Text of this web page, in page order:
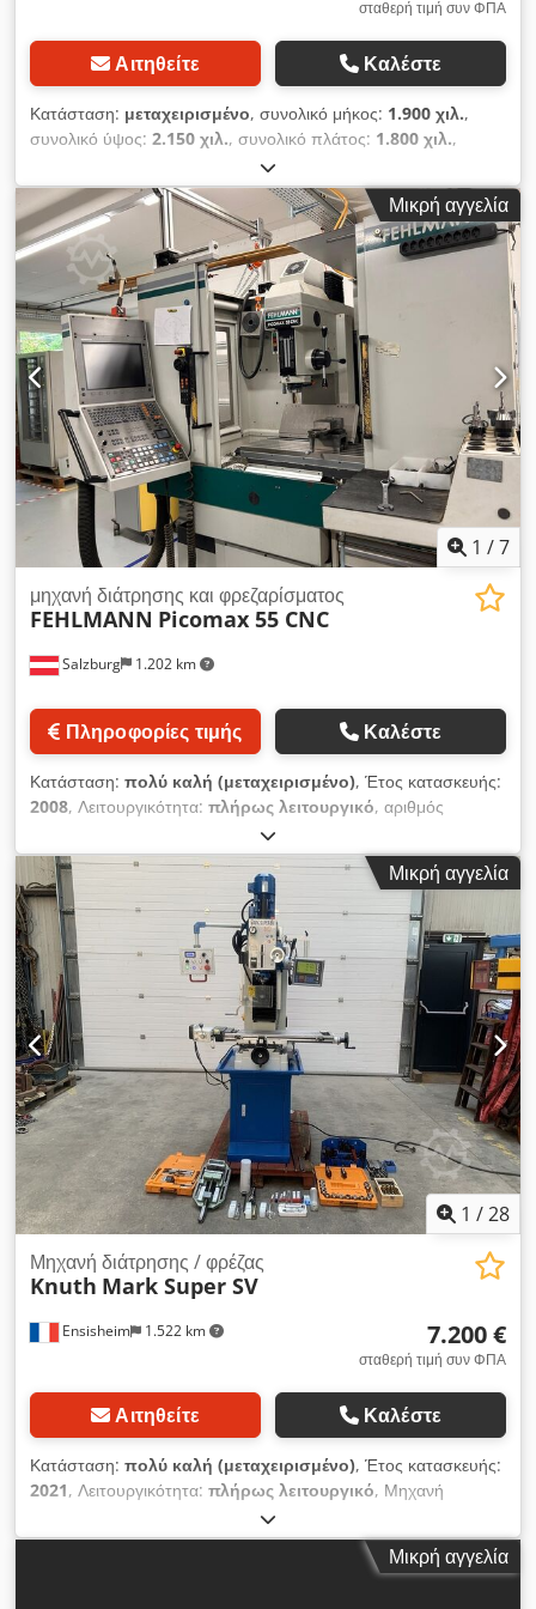
μηχανής 860 × 740 × 1200 mm Βάρος 375 kg Δυνατότητα
αποστολής στον πελάτη. Τα έξοδα μεταφοράς υπολογίζονται
μεμονωμένα από τη μεταφορική εταιρεία. Για περισσότερα
μηχανήματα επισκεφθείτε την ιστοσελίδα μας.
σταθερή τιμή συν ΦΠΑ
Αιτηθείτε Καλέστε
Κατάσταση: μεταχειρισμένο, συνολικό μήκος: 1.900 χιλ.,
συνολικό ύψος: 2.150 χιλ., συνολικό πλάτος: 1.800 χιλ.,
Βάρος χωρίς φορτίο: 2.500 kg - Διαθέσιμη τεκμηρίωση: Ναι -
Πιστοποιητικό CE: Όχι - Διαστάσεις μεταφοράς: 1900 mm x
1800 mm x 2150 mm (μήκος x πλάτος x ύψος) - Βάρος
μεταφοράς [kg]: 2500 kg Dedpfszrxfmsx An Hsck Οικονομικές
πληροφορίες ΦΠΑ: Η αναγραφόμενη τιμή είναι χωρίς ΦΠΑ
ΦΠΑ/Καθεστώς ειδικού ΦΠΑ: Ο ΦΠΑ εκπίπτει για τους
επιχειρηματίες Παράδοση και δυνατότητα ανταλλαγής ανά
πάσα στιγμή για οποιοδήποτε προϊόν από τον βιομηχανικό
τομέα Λούκας βαν Ρόσουμ
Μικρή αγγελία
1 /7
Salzburg 1.202 km
μηχανή διάτρησης και φρεζαρίσματος
FEHLMANN Picomax 55 CNC
Πληροφορίες τιμής Καλέστε
Κατάσταση: πολύ καλή (μεταχειρισμένο), Έτος κατασκευής:
2008, Λειτουργικότητα: πλήρως λειτουργικό, αριθμός
14108393
55CNC. Έχει χρησιμοποιηθεί ελάχιστα. Προέρχεται από ένα
ασφαλές εργαστήριο. Είναι πλήρως λειτουργικό. Dodpfjzl
Hvtsx An Heck Περιλαμβάνει εξαρτήματα συγκράτησης,
σφικτήρα, 4ο άξονα, τεκμηρίωση, καθώς και κάποια εργαλεία.
Ιδανικό μηχάνημα για εργασίες υψηλής ακρίβειας, κατασκευή
οργάνων, λεπτομηχανική, κατασκευή μοντέλων και
πρωτοτύπων. Βάρος 2450 κιλά.
Μικρή αγγελία
1 /28
Ensisheim 1.522 km
Μηχανή διάτρησης / φρέζας
Knuth Mark Super SV
7.200 €
σταθερή τιμή συν ΦΠΑ
Αιτηθείτε Καλέστε
Κατάσταση: πολύ καλή (μεταχειρισμένο), Έτος κατασκευής:
2021, Λειτουργικότητα: πλήρως λειτουργικό, Μηχανή
διάτρησης/φρεζαρίσματος KNUTH MARK SUPER SV Έτος
κατασκευής: 2021 Διαδρομή άξονα X: 560 mm Διαδρομή άξονα
Y: 190 mm Διαδρομή άξονα Z: 400 mm Άξονας: CM4Μικρή αγγελία